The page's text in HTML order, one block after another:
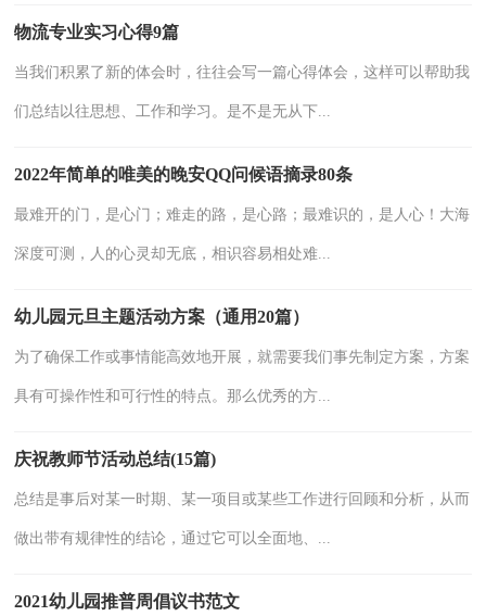
物流专业实习心得9篇
当我们积累了新的体会时，往往会写一篇心得体会，这样可以帮助我
们总结以往思想、工作和学习。是不是无从下...
2022年简单的唯美的晚安QQ问候语摘录80条
最难开的门，是心门；难走的路，是心路；最难识的，是人心！大海
深度可测，人的心灵却无底，相识容易相处难...
幼儿园元旦主题活动方案（通用20篇）
为了确保工作或事情能高效地开展，就需要我们事先制定方案，方案
具有可操作性和可行性的特点。那么优秀的方...
庆祝教师节活动总结(15篇)
总结是事后对某一时期、某一项目或某些工作进行回顾和分析，从而
做出带有规律性的结论，通过它可以全面地、...
2021幼儿园推普周倡议书范文